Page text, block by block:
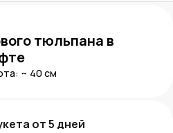
тюльпана в
~ 40 см
от5 дней